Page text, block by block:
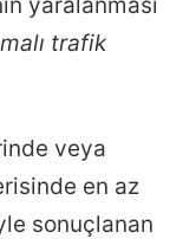
trafik
veya
en az
sonuçlanan